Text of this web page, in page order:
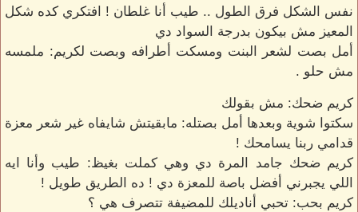
نفس الشكل فرق الطول .. طيب أنا غلطان ! افتكري كده شكل
المعيز مش بيكون بدرجة السواد دي
أمل بصت لشعر البنت ومسكت أطرافه وبصت لكريم: ملمسه
مش حلو .
كريم ضحك: مش بقولك
سكتوا شوية وبعدها أمل بصتله: مابقيتش شايفاه غير شعر معزة
قدامي ربنا يسامحك !
كريم ضحك جامد المرة دي وهي كملت بغيظ: طيب وأنا ايه
اللي يجبرني أفضل باصة للمعزة دي ! ده الطريق طويل !
كريم بحب: تحبي أناديلك للمضيفة تتصرف هي ؟